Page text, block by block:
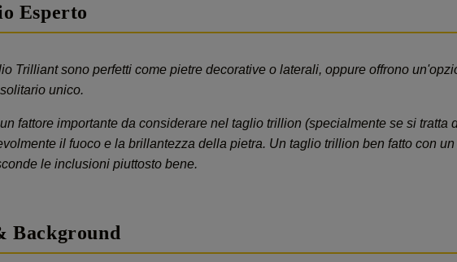
Esperto
Trilliant sono perfetti come pietre decorative o laterali, oppure offrono
unico.
fattore importante da considerare nel taglio trillion (specialmente se si tratta
il fuoco e la brillantezza della pietra. Un taglio trillion ben fatto con
le inclusioni piuttosto bene.
Background